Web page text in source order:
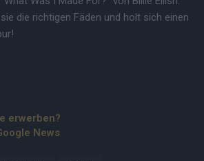
die richtigen Fäden und holt sich einen
erwerben?
News